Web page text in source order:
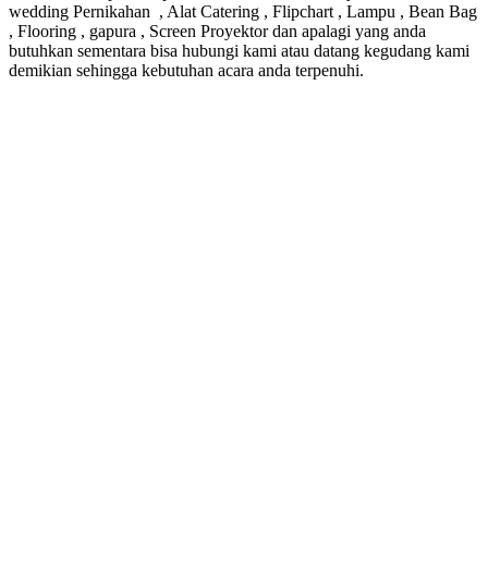
wedding Pernikahan , Alat Catering , Flipchart , Lampu , Bean Bag
, Flooring , gapura , Screen Proyektor dan apalagi yang anda
butuhkan sementara bisa hubungi kami atau datang kegudang kami
demikian sehingga kebutuhan acara anda terpenuhi.